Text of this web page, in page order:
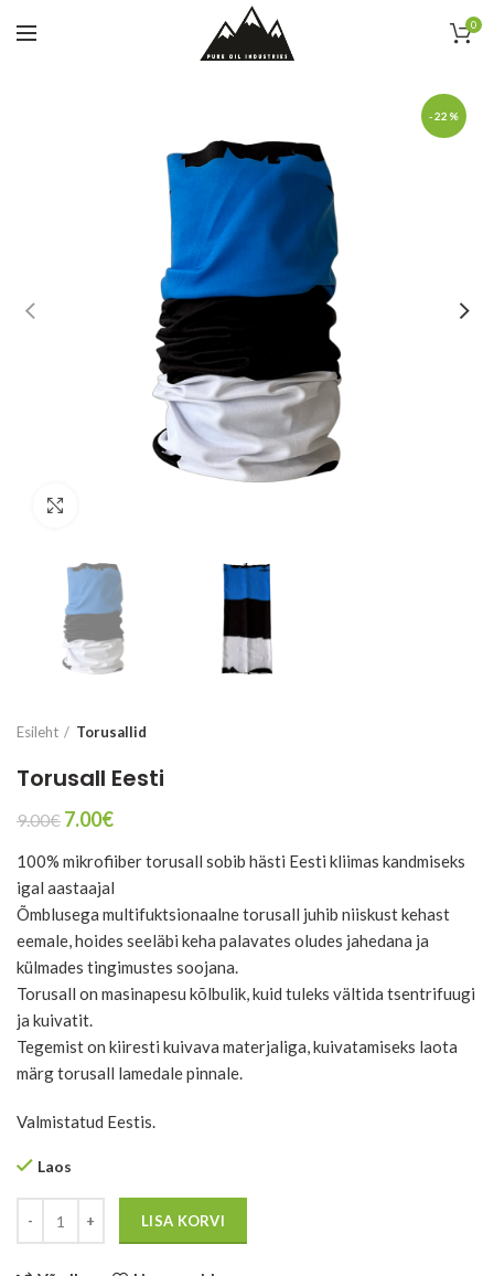
0
-22%
Esileht Torusallid
Torusall Eesti
9.00€ Algne
oli:
9.00€.
7.00€Current
is:
7.00€.
100% mikrofiiber torusall sobib hästi Eesti kliimas kandmiseks
igal aastaajal
Õmblusega multifuktsionaalne torusall juhib niiskust kehast
eemale, hoides seeläbi keha palavates oludes jahedana ja
külmades tingimustes soojana.
Torusall on masinapesu kõlbulik, kuid tuleks vältida tsentrifuugi
ja kuivatit.
Tegemist on kiiresti kuivava materjaliga, kuivatamiseks laota
märg torusall lamedale pinnale.
Valmistatud Eestis.
Laos
LISA KORVI